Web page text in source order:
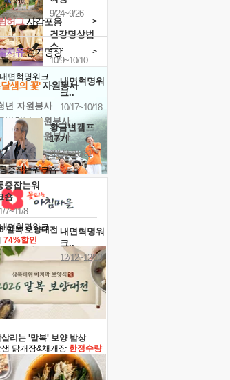
9/24~9/26
건강명상법
스..
10/9~10/10
내면혁명워
크..
10/17~10/18
황금변캠프
17기
10/30~10/31
증잡는워
숍
7~11/8
내면혁명워
크..
12/12~12/13
치유걷기명상 >
허그사감포옹 >
샘의 꽃'자원봉사
년 자원봉사
빛청년 자원봉사
식연구 자원봉사
말복 보양대전
74%할인
리는 '말복' 보양 밥상
샘 닭개장&채개장 한정수량